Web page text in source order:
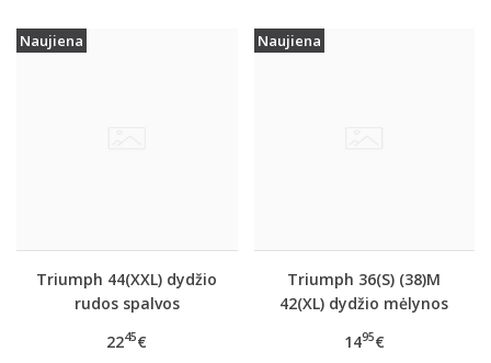
Naujiena
Triumph 44(XXL) dydžio
rudos spalvos
Climate Control LSL Top
2245€
Naujiena
Triumph 36(S) (38)M
42(XL) dydžio mėlynos
medvilninė miego
1495€